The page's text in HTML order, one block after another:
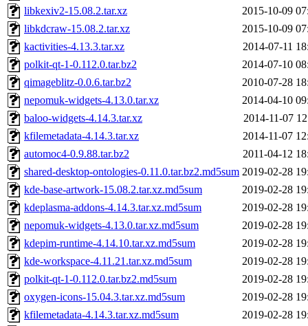
libkexiv2-15.08.2.tar.xz
2015-10-09
libkdcraw-15.08.2.tar.xz
2015-10-09
kactivities-4.13.3.tar.xz
2014-07-11
polkit-qt-1-0.112.0.tar.bz2
2014-07-10
qimageblitz-0.0.6.tar.bz2
2010-07-28
nepomuk-widgets-4.13.0.tar.xz
2014-04-10
baloo-widgets-4.14.3.tar.xz
2014-11-07
kfilemetadata-4.14.3.tar.xz
2014-11-07
automoc4-0.9.88.tar.bz2
2011-04-12
shared-desktop-ontologies-0.11.0.tar.bz2.md5sum 2019-02-28
kde-base-artwork-15.08.2.tar.xz.md5sum
2019-02-28
kdeplasma-addons-4.14.3.tar.xz.md5sum
2019-02-28
nepomuk-widgets-4.13.0.tar.xz.md5sum
2019-02-28
kdepim-runtime-4.14.10.tar.xz.md5sum
2019-02-28
kde-workspace-4.11.21.tar.xz.md5sum
2019-02-28
polkit-qt-1-0.112.0.tar.bz2.md5sum
2019-02-28
oxygen-icons-15.04.3.tar.xz.md5sum
2019-02-28
kfilemetadata-4.14.3.tar.xz.md5sum
2019-02-28